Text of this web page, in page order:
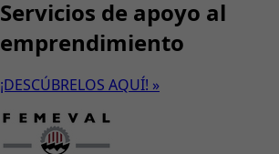
Servicios de apoyo al
emprendimiento
¡DESCÚBRELOS AQUÍ! »